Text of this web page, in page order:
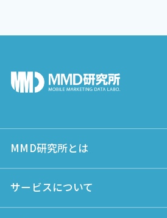
MMD研究所とは
サービスについて